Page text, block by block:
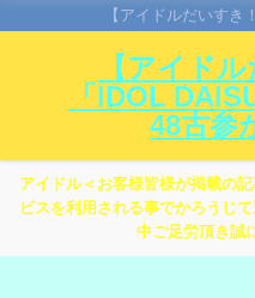
【アイドルだいすき
【アイド
「IDOL
48古参
アイドル＜お客様皆様が掲載の
ビスを利用される事でかろうじ
中ご足労頂き誠